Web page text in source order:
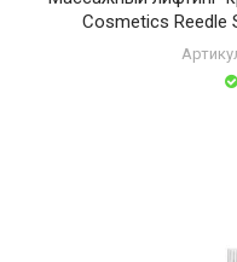
Cosmetics Reedle